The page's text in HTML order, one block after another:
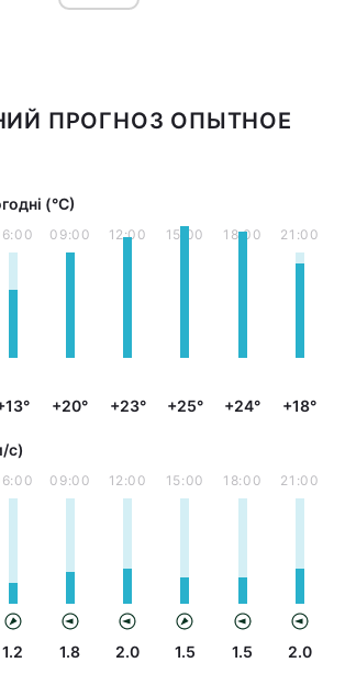
ПРОГНОЗ ОПЫТНОЕ
(°С)
09:00
+20°
12:00
+23°
15:00
+25°
18:00
+24°
21:00
+18°
с)
1.2
09:00
1.8
12:00
2.0
15:00
1.5
18:00
1.5
21:00
2.0